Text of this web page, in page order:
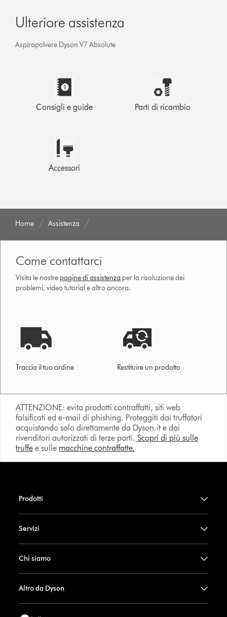
Ulteriore assistenza
Aspirapolvere Dyson V7 Absolute
Consigli e guide Parti di ricambio
Accessori
Home Assistenza
Come contattarci
Visita le nostre pagine di assistenza per la risoluzione dei
problemi, video tutorial e altro ancora.
Traccia il tuo ordine Restituire un prodotto
ATTENZIONE: evita prodotti contraffatti, siti web
falsificati ed e-mail di phishing. Proteggiti dai truffatori
acquistando solo direttamente da Dyson.it e dai
rivenditori autorizzati di terze parti. Scopri di più sulle
truffe e sulle macchine contraffatte.
Prodotti
Servizi
Chi siamo
Altro da Dyson